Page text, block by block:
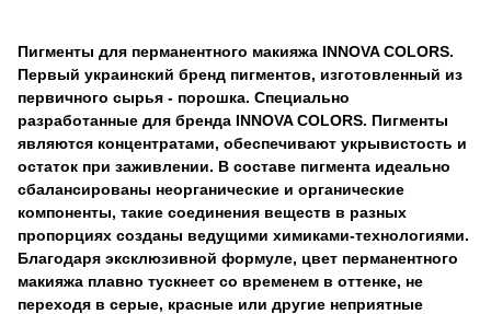
Пигменты для перманентного макияжа INNOVA COLORS.
Первый украинский бренд пигментов, изготовленный из
первичного сырья - порошка. Специально
разработанные для бренда INNOVA COLORS. Пигменты
являются концентратами, обеспечивают укрывистость и
остаток при заживлении. В составе пигмента идеально
сбалансированы неорганические и органические
компоненты, такие соединения веществ в разных
пропорциях созданы ведущими химиками-технологиями.
Благодаря эксклюзивной формуле, цвет перманентного
макияжа плавно тускнеет со временем в оттенке, не
переходя в серые, красные или другие неприятные